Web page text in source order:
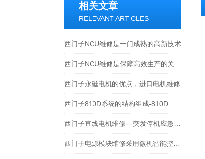
相关文章
RELEVANT ARTICLES
西门子NCU维修是一门成熟的高新技术
西门子永磁电机的优点，进口电机维修